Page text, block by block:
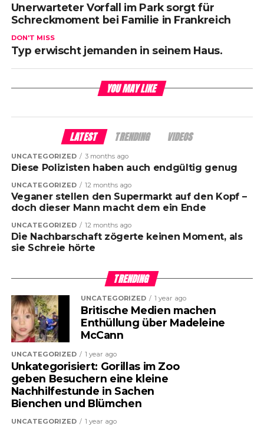
Unerwarteter Vorfall im Park sorgt für
Schreckmoment bei Familie in Frankreich
DON'T MISS
Typ erwischt jemanden in seinem Haus.
YOU MAY LIKE
LATEST TRENDING VIDEOS
UNCATEGORIZED 3 months ago
Diese Polizisten haben auch endgültig genug
UNCATEGORIZED 12 months ago
Veganer stellen den Supermarkt auf den Kopf –
doch dieser Mann macht dem ein Ende
UNCATEGORIZED 12 months ago
Die Nachbarschaft zögerte keinen Moment, als
sie Schreie hörte
TRENDING
UNCATEGORIZED 1 year ago
Britische Medien machen
Enthüllung über Madeleine
McCann
UNCATEGORIZED 1 year ago
Unkategorisiert: Gorillas im Zoo
geben Besuchern eine kleine
Nachhilfestunde in Sachen
Bienchen und Blümchen
UNCATEGORIZED 1 year ago